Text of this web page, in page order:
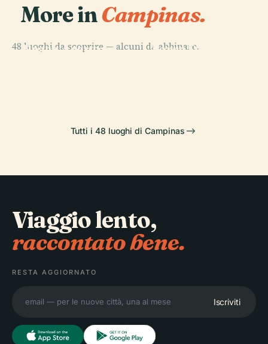
More inCampinas.
48 luoghi da scoprire — alcuni da abbinare.
Praça Arautos
Torre Do
PLACE
Tutti i 48 luoghi di Campinas
Viaggio lento,
raccontato bene.
RESTA AGGIORNATO
Iscriviti